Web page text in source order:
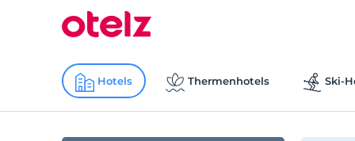
Hotels Thermenhotels Ski-